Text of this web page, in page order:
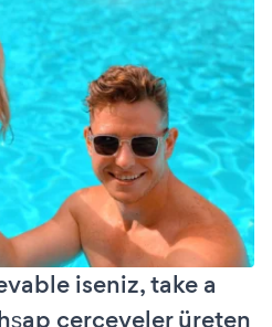
iseniz, take a
çerçeveler üreten